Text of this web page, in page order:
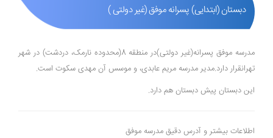
دبستان (ابتدایی) پسرانه موفق (غیر دولتی )
مدرسه موفق پسرانه(غیر دولتی)در منطقه 8(محدوده نارمک، دردشت) در شهر
تهرانقرار دارد.مدیر مدرسه مریم عابدی، و موسس آن مهدی سکوت است.
این دبستان پیش دبستان هم دارد.
اطلاعات بیشتر و آدرس دقیق مدرسه موفق